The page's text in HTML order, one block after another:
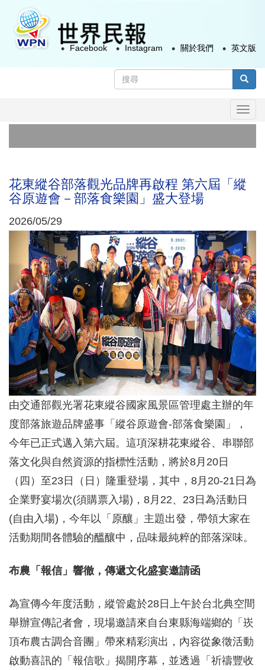
容
搜
尋
Facebook Instagram 關於我們 英文版
花東縱谷部落觀光品牌再啟程 第六屆「縱
谷原遊會－部落食樂園」盛大登場
2026/05/29
由交通部觀光署花東縱谷國家風景區管理處主辦的年
度部落旅遊品牌盛事「縱谷原遊會-部落食樂園」，
今年已正式邁入第六屆。這項深耕花東縱谷、串聯部
落文化與自然資源的指標性活動，將於8月20日
（四）至23日（日）隆重登場，其中，8月20-21日為
企業野宴場次(須購票入場)，8月22、23日為活動日
(自由入場)，今年以「原釀」主題出發，帶領大家在
活動期間各體驗的醞釀中，品味最純粹的部落深味。
布農「報信」響徹，傳遞文化盛宴邀請函
為宣傳今年度活動，縱管處於28日上午於台北典空間
舉辦宣傳記者會，現場邀請來自台東縣海端鄉的「崁
頂布農古調合音團」帶來精彩演出，內容從象徵活動
啟動喜訊的「報信歌」揭開序幕，並透過「祈禱豐收